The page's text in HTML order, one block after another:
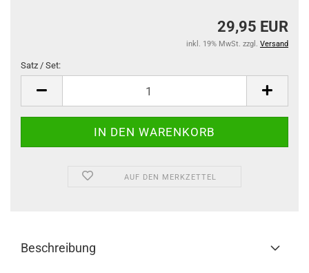
29,95 EUR
inkl. 19% MwSt. zzgl. Versand
Satz / Set:
Set
AUF DEN MERKZETTEL
Beschreibung